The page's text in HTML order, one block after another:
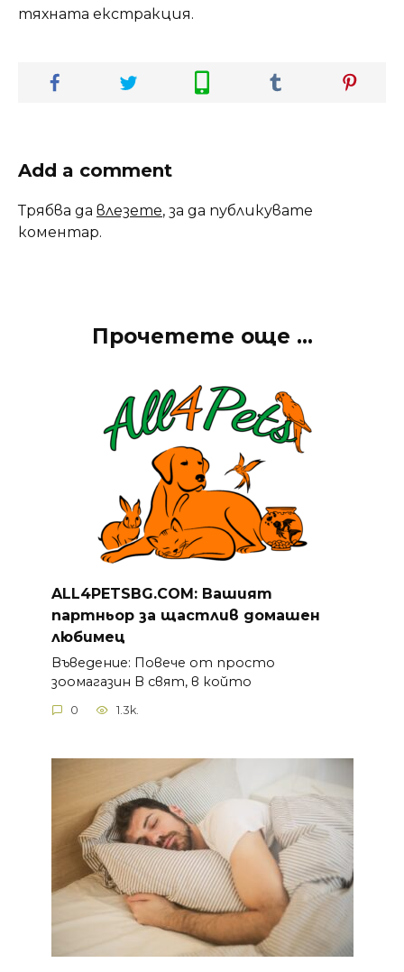
тяхната екстракция.
Add a comment
Трябва да влезете, за да публикувате
коментар.
Прочетете още ...
ALL4PETSBG.COM: Вашият
партньор за щастлив домашен
любимец
Въведение: Повече от просто
зоомагазин В свят, в който
0 1.3k.